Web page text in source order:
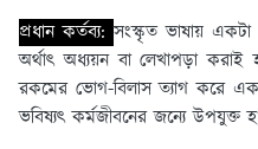
প্রধান কর্তব্য:সংস্কৃত ভাষায় একটা
অর্থাৎ অধ্যয়ন বা লেখাপড়া করাই
রকমের ভােগ-বিলাস ত্যাগ করে
ভবিষ্যৎ কর্মজীবনের জন্যে